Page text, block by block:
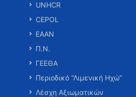
UNHCR
CEPOL
ΕΑΑΝ
Π.Ν.
ΓΕΕΘΑ
Περιοδικό “Λιμενική Ηχώ”
Λέσχη Αξιωματικών